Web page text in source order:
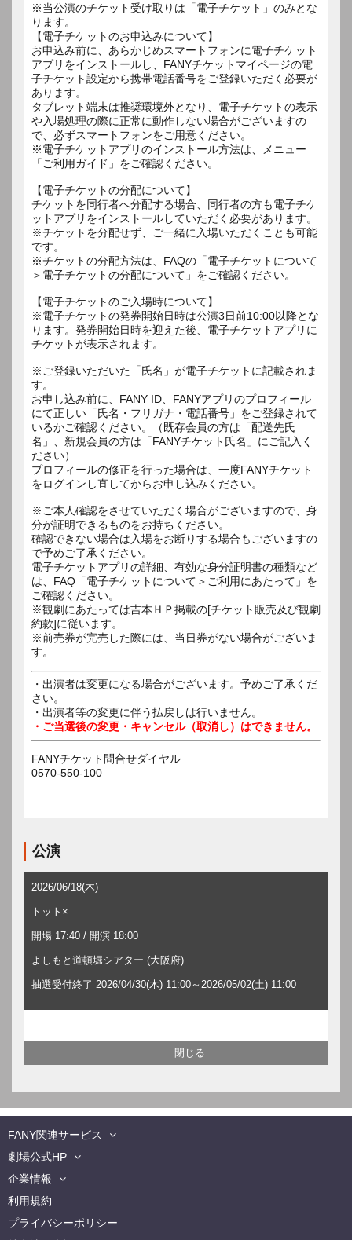
※当公演のチケット受け取りは「電子チケット」のみとな
ります。
【電子チケットのお申込みについて】
お申込み前に、あらかじめスマートフォンに電子チケット
アプリをインストールし、FANYチケットマイページの電
子チケット設定から携帯電話番号をご登録いただく必要が
あります。
タブレット端末は推奨環境外となり、電子チケットの表示
や入場処理の際に正常に動作しない場合がございますの
で、必ずスマートフォンをご用意ください。
※電子チケットアプリのインストール方法は、メニュー
「ご利用ガイド」をご確認ください。
【電子チケットの分配について】
チケットを同行者へ分配する場合、同行者の方も電子チケ
ットアプリをインストールしていただく必要があります。
※チケットを分配せず、ご一緒に入場いただくことも可能
です。
※チケットの分配方法は、FAQの「電子チケットについて
＞電子チケットの分配について」をご確認ください。
【電子チケットのご入場時について】
※電子チケットの発券開始日時は公演3日前10:00以降とな
ります。発券開始日時を迎えた後、電子チケットアプリに
チケットが表示されます。
※ご登録いただいた「氏名」が電子チケットに記載されま
す。
お申し込み前に、FANY ID、FANYアプリのプロフィール
にて正しい「氏名・フリガナ・電話番号」をご登録されて
いるかご確認ください。（既存会員の方は「配送先氏
名」、新規会員の方は「FANYチケット氏名」にご記入く
ださい）
プロフィールの修正を行った場合は、一度FANYチケット
をログインし直してからお申し込みください。
※ご本人確認をさせていただく場合がございますので、身
分が証明できるものをお持ちください。
確認できない場合は入場をお断りする場合もございますの
で予めご了承ください。
電子チケットアプリの詳細、有効な身分証明書の種類など
は、FAQ「電子チケットについて＞ご利用にあたって」を
ご確認ください。
※観劇にあたっては吉本ＨＰ掲載の[チケット販売及び観劇
約款]に従います。
※前売券が完売した際には、当日券がない場合がございま
す。
・出演者は変更になる場合がございます。予めご了承くだ
さい。
・出演者等の変更に伴う払戻しは行いません。
・ご当選後の変更・キャンセル（取消し）はできません。
FANYチケット問合せダイヤル
0570-550-100
公演
2026/06/18(木)
トット×
開場 17:40 / 開演 18:00
よしもと道頓堀シアター (大阪府)
抽選受付終了 2026/04/30(木) 11:00～2026/05/02(土) 11:00
FANY関連サービス
劇場公式HP
企業情報
利用規約
プライバシーポリシー